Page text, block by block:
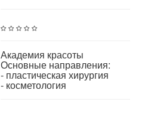
Академия красоты
Основные направления:
- пластическая хирургия
- косметология